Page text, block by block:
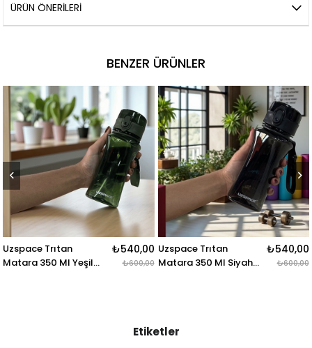
ÜRÜN ÖNERILERI
BENZER ÜRÜNLER
Uzspace Trıtan
Matara 350 Ml Yeşil
₺540,00
₺600,00
Uzspace Trıtan
Matara 350 Ml Siyah
₺540,00
₺600,00
Etiketler